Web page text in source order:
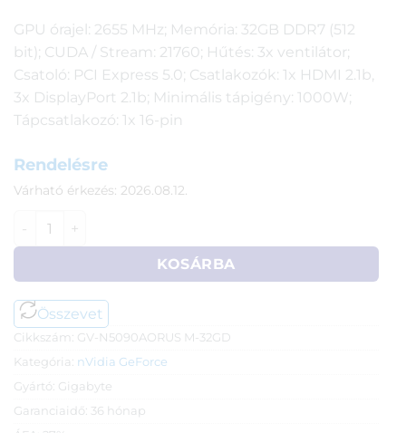
GPU órajel: 2655 MHz; Memória: 32GB DDR7 (512
bit); CUDA / Stream: 21760; Hűtés: 3x ventilátor;
Csatoló: PCI Express 5.0; Csatlakozók: 1x HDMI 2.1b,
3x DisplayPort 2.1b; Minimális tápigény: 1000W;
Tápcsatlakozó: 1x 16-pin
Rendelésre
Várható érkezés: 2026.08.12.
KOSÁRBA
Összevet
Cikkszám: GV-N5090AORUS M-32GD
Kategória: nVidia GeForce
Gyártó: Gigabyte
Garanciaidő: 36 hónap